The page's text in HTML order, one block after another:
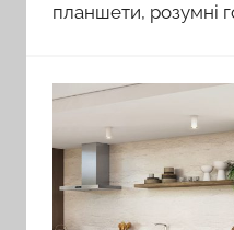
планшети, розумні